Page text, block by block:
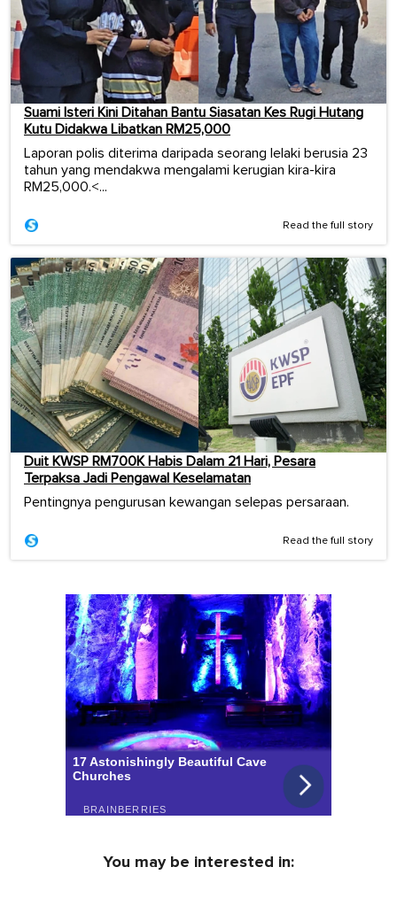
Suami Isteri Kini Ditahan Bantu Siasatan Kes Rugi Hutang
Kutu Didakwa Libatkan RM25,000
Laporan polis diterima daripada seorang lelaki berusia 23
tahun yang mendakwa mengalami kerugian kira-kira
RM25,000.<...
Read the full story
Duit KWSP RM700K Habis Dalam 21 Hari, Pesara
Terpaksa Jadi Pengawal Keselamatan
Pentingnya pengurusan kewangan selepas persaraan.
Read the full story
You may be interested in: